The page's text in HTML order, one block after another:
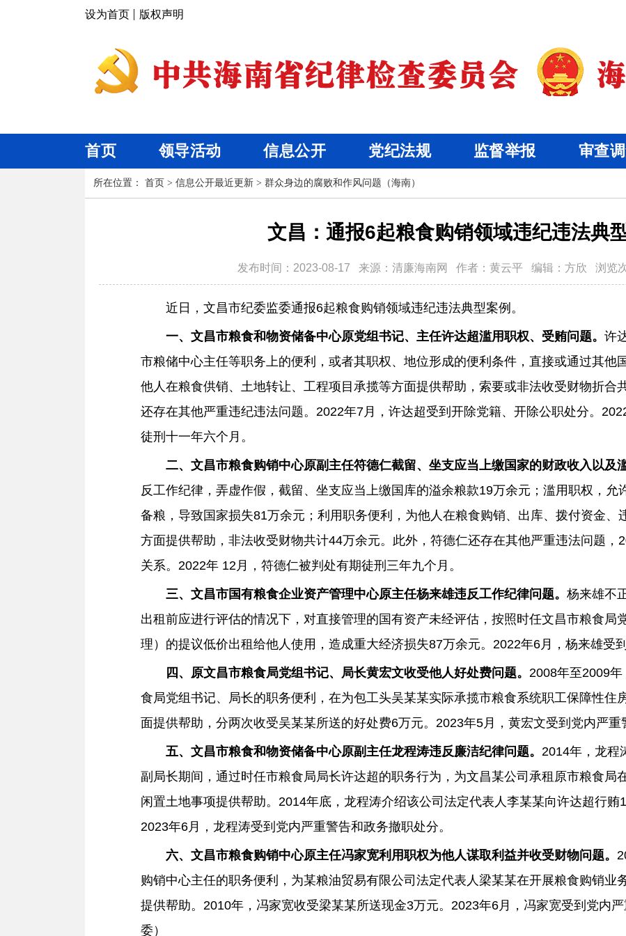
设为首页 版权声明
首页 领导活动 信息公开 党纪法规 监督举报 审查
所在位置： 首页 > 信息公开最近更新 > 群众身边的腐败和作风问题（海南）
文昌：通报6起粮食购销领域违纪违法典
发布时间： 2023-08-17 来源： 清廉海南网 作者： 黄云平 编辑： 方欣 浏览
近日，文昌市纪委监委通报6起粮食购销领域违纪违法典型案例。
一、 文昌市粮食和物资储备中心原党组书记、主任许达超滥用职权、受贿问题。 许
市粮储中心主任等职务上的便利，或者其职权、地位形成的便利条件，直接或通过其他
他人在粮食供销、土地转让、工程项目承揽等方面提供帮助，索要或非法收受财物折合
还存在其他严重违纪违法问题。2022年7月，许达超受到开除党籍、开除公职处分。
徒刑十一年六个月。
二、 文昌市粮食购销中心原副主任符德仁截留、坐支应当上缴国家的财政收入以及
反工作纪律，弄虚作假，截留、坐支应当上缴国库的溢余粮款19万余元；滥用职权，允
备粮，导致国家损失81万余元；利用职务便利，为他人在粮食购销、出库、拨付资金、
方面提供帮助，非法收受财物共计44万余元。此外，符德仁还存在其他严重违法问题，
关系。2022年 12月，符德仁被判处有期徒刑三年九个月。
三、 文昌市国有粮食企业资产管理中心原主任杨来雄违反工作纪律问题。 杨来雄不
出租前应进行评估的情况下，对直接管理的国有资产未经评估，按照时任文昌市粮食局
理）的提议低价出租给他人使用，造成重大经济损失87万余元。2022年6月，杨来雄受
四、原文昌市粮食局党组书记、局长黄宏文收受他人好处费问题。 2008年至2009
食局党组书记、局长的职务便利，在为包工头吴某某实际承揽市粮食系统职工保障性住
面提供帮助，分两次收受吴某某所送的好处费6万元。2023年5月，黄宏文受到党内严重
五、 文昌市粮食和物资储备中心原副主任龙程涛违反廉洁纪律问题。 2014年，龙程
副局长期间，通过时任市粮食局局长许达超的职务行为，为文昌某公司承租原市粮食局
闲置土地事项提供帮助。2014年底，龙程涛介绍该公司法定代表人李某某向许达超行贿
2023年6月，龙程涛受到党内严重警告和政务撤职处分。
六、 文昌市粮食购销中心原主任冯家宽利用职权为他人谋取利益并收受财物问题。
购销中心主任的职务便利，为某粮油贸易有限公司法定代表人梁某某在开展粮食购销业
提供帮助。2010年，冯家宽收受梁某某所送现金3万元。2023年6月，冯家宽受到党内
委）